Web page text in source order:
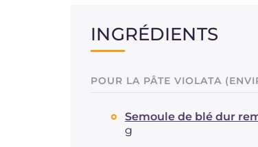
INGRÉDIENTS
POUR LA PÂTE VIOLATA
Semoule de blé dur
g